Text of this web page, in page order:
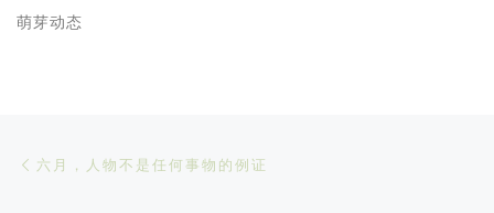
萌芽动态
文章导航
六月，人物不是任何事物的例证